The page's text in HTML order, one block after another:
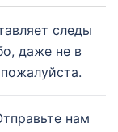
следы
даже не в
нам